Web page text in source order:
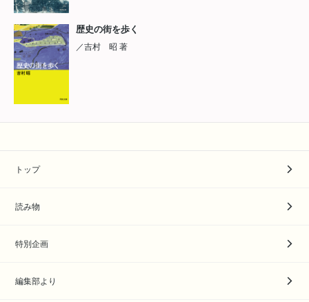
歴史の街を歩く
／吉村 昭 著
トップ
読み物
特別企画
編集部より